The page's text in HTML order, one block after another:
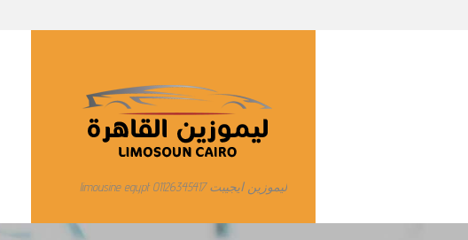
ليموزين ايجيبت limousine egypt 01126345417